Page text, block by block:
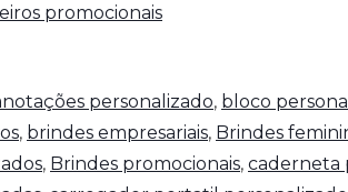
promocionais
personalizado, bloco
, brindes empresariais, Brindes
, Brindes promocionais, caderneta